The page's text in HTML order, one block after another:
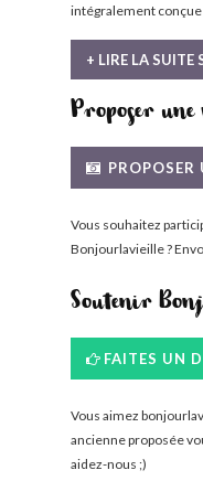
intégralement conçue
+ LIRE LA SUITE
Proposer
PROPOSER
Vous souhaitez
Bonjourlavieille ?
Soutenir
FAITES UN
Vous aimez
ancienne proposée
aidez-nous ;)